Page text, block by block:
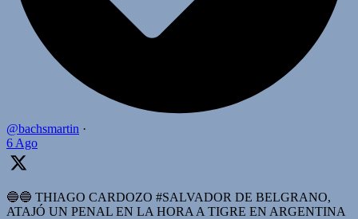
@bachsmartin ·
6 Ago
🔵🔵 THIAGO CARDOZO #SALVADOR DE BELGRANO,
ATAJÓ UN PENAL EN LA HORA A TIGRE EN ARGENTINA